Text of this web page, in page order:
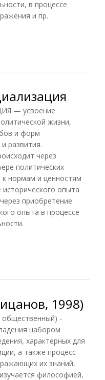
в процессе
и пр.
— усвоение
жизни,
и форм
развития.
через
политических
нормам и ценностям
опыта
приобретение
опыта в процессе
1998)
-
набором
характерных для
а также процесс
их знаний,
философией,